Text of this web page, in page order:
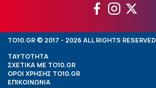
TO10.GR © 2017 - 2026 ALL RIGHTS RESERVED
ΤΑΥΤΟΤΗΤΑ
ΣΧΕΤΙΚΑ ΜΕ TO10.GR
ΟΡΟΙ ΧΡΗΣΗΣ TO10.GR
ΕΠΙΚΟΙΝΩΝΙΑ